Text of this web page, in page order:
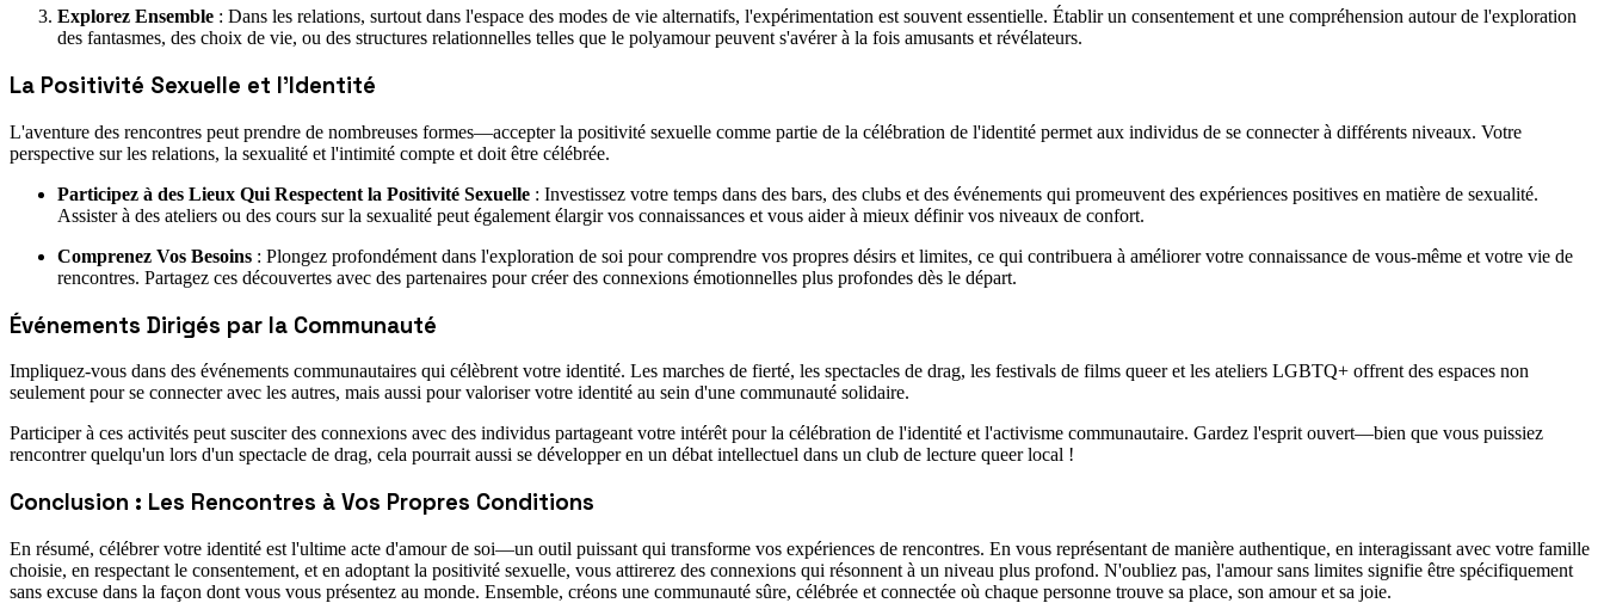
Explorez Ensemble : Dans les relations, surtout dans l'espace des modes de vie alternatifs, l'expérimentation est souvent essentielle. Établir un consentement et une compréhension autour de l'exploration
des fantasmes, des choix de vie, ou des structures relationnelles telles que le polyamour peuvent s'avérer à la fois amusants et révélateurs.
La Positivité Sexuelle et l'Identité
L'aventure des rencontres peut prendre de nombreuses formes—accepter la positivité sexuelle comme partie de la célébration de l'identité permet aux individus de se connecter à différents niveaux. Votre
perspective sur les relations, la sexualité et l'intimité compte et doit être célébrée.
Participez à des Lieux Qui Respectent la Positivité Sexuelle : Investissez votre temps dans des bars, des clubs et des événements qui promeuvent des expériences positives en matière de sexualité.
Assister à des ateliers ou des cours sur la sexualité peut également élargir vos connaissances et vous aider à mieux définir vos niveaux de confort.
Comprenez Vos Besoins : Plongez profondément dans l'exploration de soi pour comprendre vos propres désirs et limites, ce qui contribuera à améliorer votre connaissance de vous-même et votre vie de
rencontres. Partagez ces découvertes avec des partenaires pour créer des connexions émotionnelles plus profondes dès le départ.
Événements Dirigés par la Communauté
Impliquez-vous dans des événements communautaires qui célèbrent votre identité. Les marches de fierté, les spectacles de drag, les festivals de films queer et les ateliers LGBTQ+ offrent des espaces non
seulement pour se connecter avec les autres, mais aussi pour valoriser votre identité au sein d'une communauté solidaire.
Participer à ces activités peut susciter des connexions avec des individus partageant votre intérêt pour la célébration de l'identité et l'activisme communautaire. Gardez l'esprit ouvert—bien que vous puissiez
rencontrer quelqu'un lors d'un spectacle de drag, cela pourrait aussi se développer en un débat intellectuel dans un club de lecture queer local !
Conclusion : Les Rencontres à Vos Propres Conditions
En résumé, célébrer votre identité est l'ultime acte d'amour de soi—un outil puissant qui transforme vos expériences de rencontres. En vous représentant de manière authentique, en interagissant avec votre famille
choisie, en respectant le consentement, et en adoptant la positivité sexuelle, vous attirerez des connexions qui résonnent à un niveau plus profond. N'oubliez pas, l'amour sans limites signifie être spécifiquement
sans excuse dans la façon dont vous vous présentez au monde. Ensemble, créons une communauté sûre, célébrée et connectée où chaque personne trouve sa place, son amour et sa joie.